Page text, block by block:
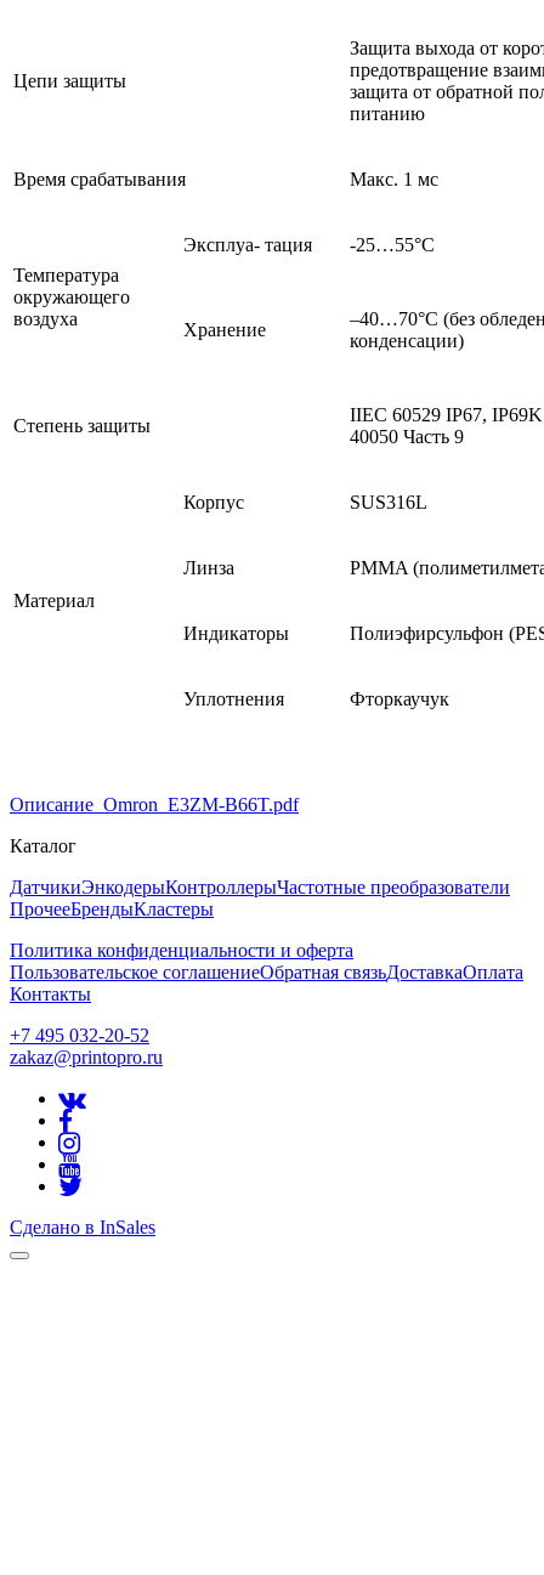
Цепи защиты
Защита выхода от
предотвращение
защита от обратной
питанию
Время срабатывания Макс. 1 мс
Температура
окружающего
воздуха
Эксплуа- тация -25…55°C
Хранение
–40…70°C (без
конденсации)
Степень защиты
IIEC 60529 IP67,
40050 Часть 9
Материал
Корпус SUS316L
Линза PMMA
Индикаторы Полиэфирсульфон
Уплотнения Фторкаучук
Описание_Omron_E3ZM-B66T.pdf
Каталог
ДатчикиЭнкодерыКонтроллерыЧастотные преобразователи
ПрочееБрендыКластеры
Политика конфиденциальности и оферта
Пользовательское соглашениеОбратная связьДоставкаОплата
Контакты
+7 495 032-20-52
zakaz@printopro.ru
Сделано в InSales